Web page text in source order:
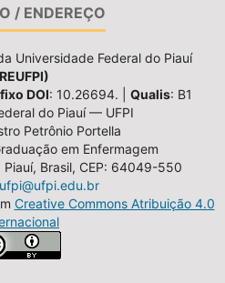
/ ENDEREÇO
Universidade Federal do Piauí
DOI: 10.26694. | Qualis: B1
do Piauí — UFPI
Petrônio Portella
em Enfermagem
Piauí, Brasil, CEP: 64049-550
Creative Commons Atribuição 4.0